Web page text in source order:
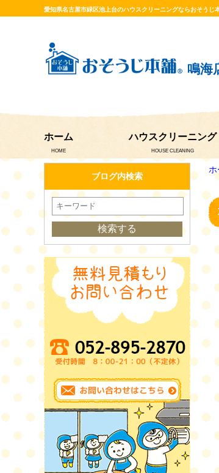
愛知県名古屋市緑区池上台のハウスクリーニングならおそうじ
鳴海
ホーム
HOME
ハウスクリーニング
HOUSE CLEANING
ホ
ブログ内検索